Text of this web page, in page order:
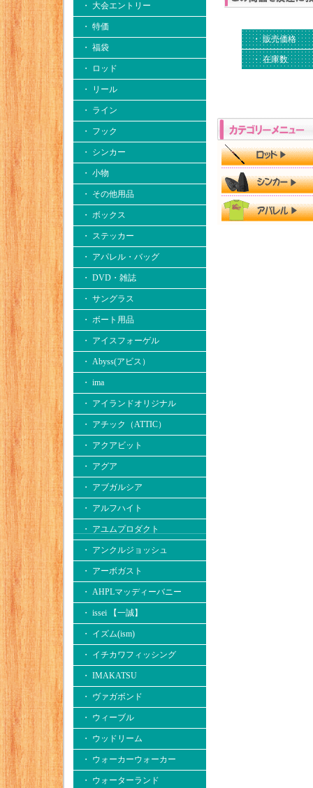
・ 大会エントリー
・ 特価
・ 福袋
・ ロッド
・ リール
・ ライン
・ フック
・ シンカー
・ 小物
・ その他用品
・ ボックス
・ ステッカー
・ アパレル・バッグ
・ DVD・雑誌
・ サングラス
・ ボート用品
・ アイスフォーゲル
・ Abyss(アビス）
・ ima
・ アイランドオリジナル
・ アチック（ATTIC）
・ アクアビット
・ アグア
・ アブガルシア
・ アルフハイト
・ アユムプロダクト
・ アンクルジョッシュ
・ アーボガスト
・ AHPLマッディーバニー
・ issei 【一誠】
・ イズム(ism)
・ イチカワフィッシング
・ IMAKATSU
・ ヴァガボンド
・ ウィーブル
・ ウッドリーム
・ ウォーカーウォーカー
・ ウォーターランド
・ 販売価格
・ 在庫数